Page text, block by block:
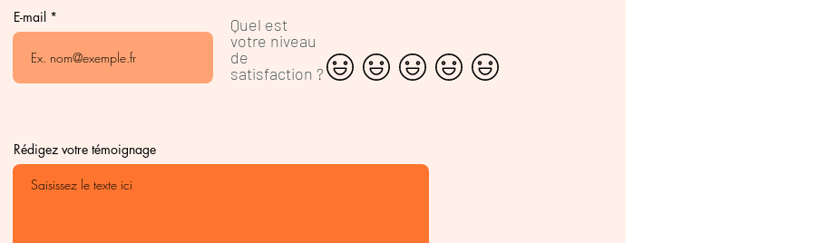
E-mail
Quel est
votre niveau
de
satisfaction ?
Rédigez votre témoignage